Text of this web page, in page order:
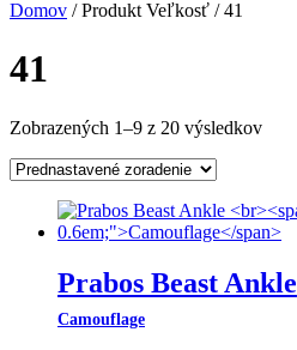
Domov / Produkt Veľkosť / 41
41
Zobrazených 1–9 z 20 výsledkov
Prabos Beast Ankle
Camouflage